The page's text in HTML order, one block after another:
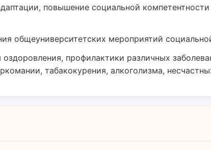
повышение социальной
общеуниверситетских мероприятий
профилактики различных
табакокурения, алкоголизма,